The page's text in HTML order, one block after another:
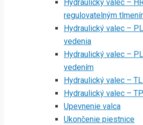
Hydraulický valec –
regulovatelným
Hydraulický valec –
vedenia
Hydraulický valec –
vedením
Hydraulický valec –
Hydraulický valec –
Upevnenie valca
Ukončenie piestnice